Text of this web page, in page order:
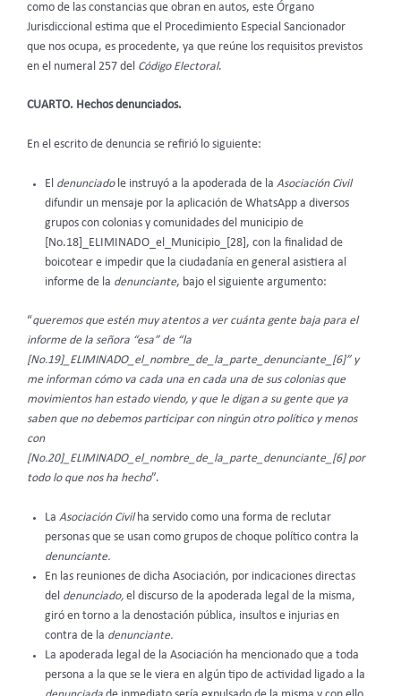
como de las constancias que obran en autos, este Órgano
Jurisdiccional estima que el Procedimiento Especial Sancionador
que nos ocupa, es procedente, ya que reúne los requisitos previstos
en el numeral 257 del Código Electoral.
CUARTO. Hechos denunciados.
En el escrito de denuncia se refirió lo siguiente:
El denunciadole instruyó a la apoderada de la Asociación Civil
difundir un mensaje por la aplicación de WhatsApp a diversos
grupos con colonias y comunidades del municipio de
[No.18]_ELIMINADO_el_Municipio_[28], con la finalidad de
boicotear e impedir que la ciudadanía en general asistiera al
informe de la denunciante, bajo el siguiente argumento:
“queremos que estén muy atentos a ver cuánta gente baja para el
informe de la señora “esa” de “la
[No.19]_ELIMINADO_el_nombre_de_la_parte_denunciante_[6]” y
me informan cómo va cada una en cada una de sus colonias que
movimientos han estado viendo, y que le digan a su gente que ya
saben que no debemos participar con ningún otro político y menos
con
[No.20]_ELIMINADO_el_nombre_de_la_parte_denunciante_[6] por
todo lo que nos ha hecho”.
La Asociación Civil ha servido como una forma de reclutar
personas que se usan como grupos de choque político contra la
denunciante.
En las reuniones de dicha Asociación, por indicaciones directas
del denunciado, el discurso de la apoderada legal de la misma,
giró en torno a la denostación pública, insultos e injurias en
contra de la denunciante.
La apoderada legal de la Asociación ha mencionado que a toda
persona a la que se le viera en algún tipo de actividad ligado a la